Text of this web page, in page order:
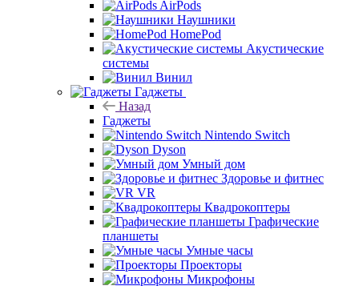
AirPods
Наушники
HomePod
Акустические
системы
Винил
Гаджеты
Назад
Гаджеты
Nintendo Switch
Dyson
Умный дом
Здоровье и фитнес
VR
Квадрокоптеры
Графические
планшеты
Умные часы
Проекторы
Микрофоны